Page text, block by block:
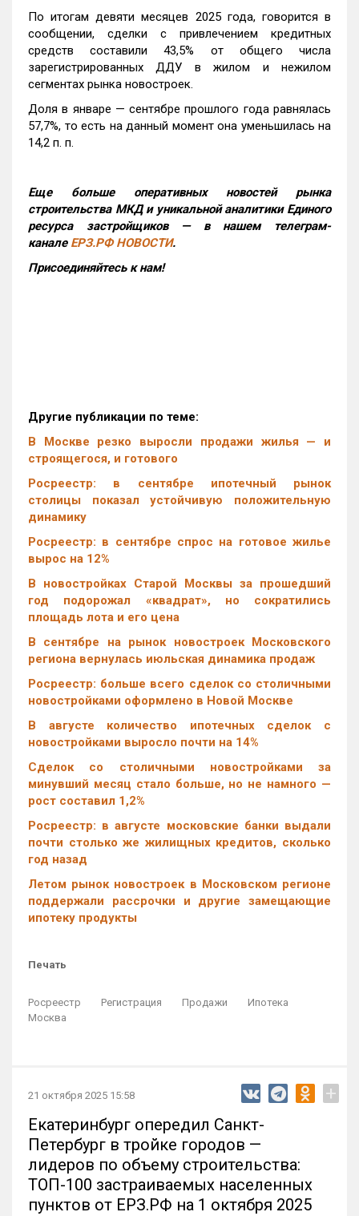
По итогам девяти месяцев 2025 года, говорится в
сообщении, сделки с привлечением кредитных
средств составили 43,5% от общего числа
зарегистрированных ДДУ в жилом и нежилом
сегментах рынка новостроек.
Доля в январе — сентябре прошлого года равнялась
57,7%, то есть на данный момент она уменьшилась на
14,2 п. п.
Еще больше оперативных новостей рынка
строительства МКД и уникальной аналитики Единого
ресурса застройщиков — в нашем телеграм-
канале ЕРЗ.РФ НОВОСТИ.
Присоединяйтесь к нам!
Другие публикации по теме:
В Москве резко выросли продажи жилья — и
строящегося, и готового
Росреестр: в сентябре ипотечный рынок
столицы показал устойчивую положительную
динамику
Росреестр: в сентябре спрос на готовое жилье
вырос на 12%
В новостройках Старой Москвы за прошедший
год подорожал «квадрат», но сократились
площадь лота и его цена
В сентябре на рынок новостроек Московского
региона вернулась июльская динамика продаж
Росреестр: больше всего сделок со столичными
новостройками оформлено в Новой Москве
В августе количество ипотечных сделок с
новостройками выросло почти на 14%
Cделок со столичными новостройками за
минувший месяц стало больше, но не намного —
рост составил 1,2%
Росреестр: в августе московские банки выдали
почти столько же жилищных кредитов, сколько
год назад
Летом рынок новостроек в Московском регионе
поддержали рассрочки и другие замещающие
ипотеку продукты
Печать
Росреестр Регистрация Продажи
Ипотека
Москва
21 октября 2025 15:58 +
Екатеринбург опередил Санкт-
Петербург в тройке городов —
лидеров по объему строительства:
ТОП-100 застраиваемых населенных
пунктов от ЕРЗ.РФ на 1 октября 2025